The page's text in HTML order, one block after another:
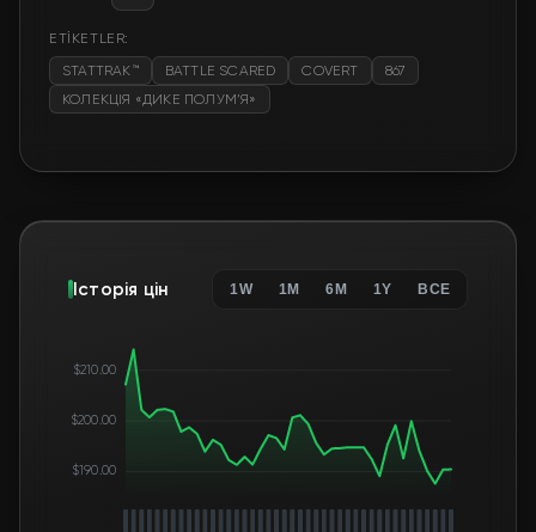
ETİKETLER:
STATTRAK™
BATTLE SCARED COVERT
867
КОЛЕКЦІЯ «ДИКЕ ПОЛУМ’Я»
Історія цін 1W 1M 6M 1Y ВСЕ
$190.00
$200.00
$210.00